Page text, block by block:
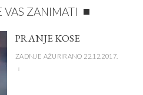
VAS ZANIMATI
PRANJE KOSE
ZADNJE AŽURIRANO 22.12.2017.